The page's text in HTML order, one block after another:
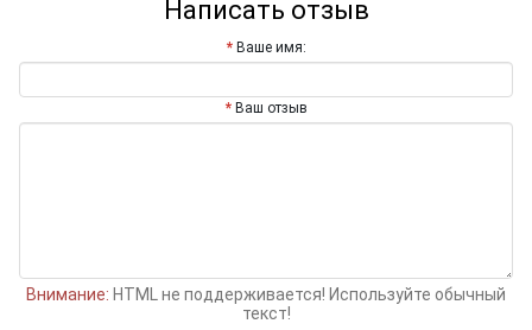
Написать отзыв
Ваше имя:
Ваш отзыв
Внимание: HTML не поддерживается! Используйте обычный
текст!